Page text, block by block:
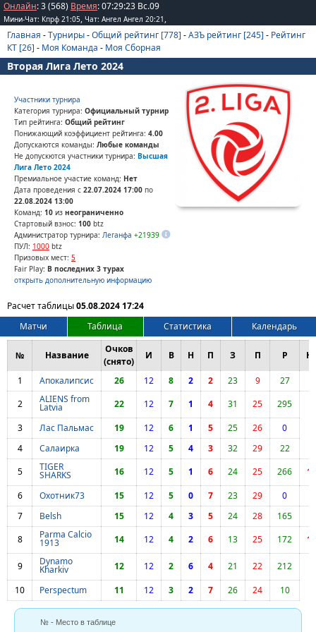
Онлайн: 3 (568) Время:07:29:23 Вс.09
Мини-Чат: Кпрф 21:05, Чат: Ангел Ангел 20:21 ,
Главная -Турниры-Общий рейтинг [778] -АЗЪ рейтинг [245] - Рейтинг
КТ [26] - Моя Команда - Моя Сборная
Вторая Лига Лето 2024
Участники турнира
Категория турнира: Официальный турнир
Тип рейтинга: Общий рейтинг
Понижающий коэффициент рейтинга: 4.00
Допускаются команды: Любые команды
Не допускются участники турнира: Высшая
Лига Лето 2024
Премиальное участие команд: Нет
Дата проведения с 22.07.2024 17:00 по
22.08.2024 13:00
Команд: 10 из неограниченно
Стартовый взнос: 100 btz
Администратор турнира: Леганфа +21939
ПУЛ: 1000 btz
Призовых мест: 5
Fair Play: В последних 3 турах
открыть дополнительную информацию
Расчет таблицы05.08.2024 17:24
Матчи
Таблица Статистика Календарь
№ Название
Очков
(снято)
И В Н П З П Р
1 Апокалипсис 26 12 8 2 2 23 9 27
2
ALIENS from
Latvia 22 12 7 1 4 31 25
295
3
Лас Пальмас 19 12 6 1 5 25 26
0
4
Салаирка 19 12 5 4 3 32 29
22
5
TIGER
SHARKS 16 12 5 1 6 24 25 266
10
6
Охотник73 15 12 5 0 7 23 29 0
7
Belsh 15 12 4 3 5 24 28
165
8
Parma Calcio
1913 14 12 4 2 6 13 25 172 10
9 Dynamo
Kharkiv 12 12 2 6 4 21 22
212
10
Perspectum 11 12 3 2 7 26 24 10
№ - Место в таблице